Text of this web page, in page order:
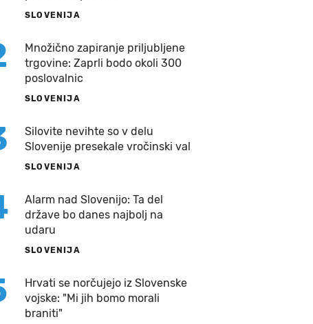
SLOVENIJA
Množično zapiranje priljubljene
trgovine: Zaprli bodo okoli 300
poslovalnic
SLOVENIJA
Silovite nevihte so v delu
Slovenije presekale vročinski val
SLOVENIJA
Alarm nad Slovenijo: Ta del
države bo danes najbolj na
udaru
SLOVENIJA
Hrvati se norčujejo iz Slovenske
vojske: "Mi jih bomo morali
braniti"